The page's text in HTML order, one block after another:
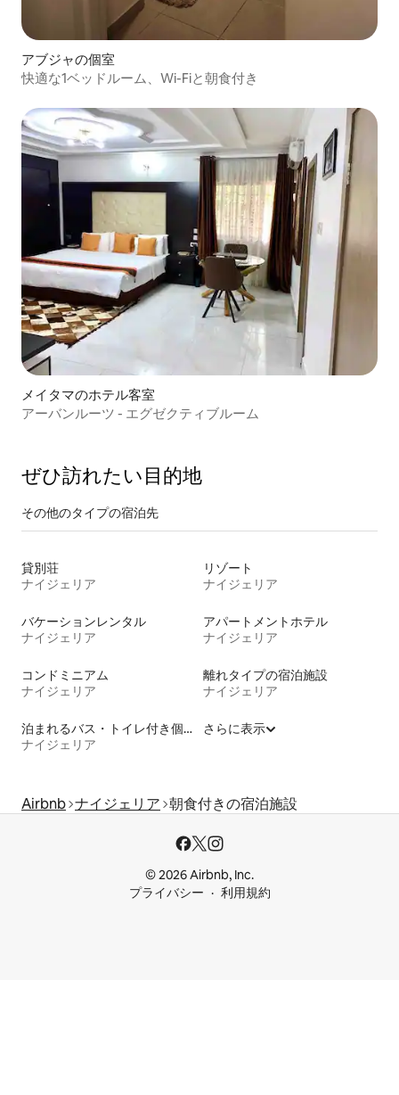
アブジャの個室
快適な1ベッドルーム、Wi-Fiと朝食付き
メイタマのホテル客室
アーバンルーツ - エグゼクティブルーム
ぜひ訪⁠れ⁠た⁠い目⁠的⁠地
その他のタ⁠イ⁠プ⁠の宿⁠泊⁠先
貸別荘
ナイジェリア
リゾート
ナイジェリア
バケーションレンタル
ナイジェリア
アパートメントホテル
ナイジェリア
コンドミニアム
ナイジェリア
離れタイプの宿泊施設
ナイジェリア
泊まれるバス・トイレ付き個室
ナイジェリア
さらに表示
Airbnb ナイジェリア 朝食付きの宿泊施設
© 2026 Airbnb, Inc.
プライバシー
利用規約